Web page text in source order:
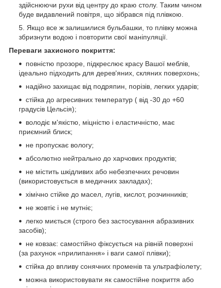
здійснюючи рухи від центру до краю столу. Таким чином
буде видавлений повітря, що зібрався під плівкою.
Якщо все ж залишилися бульбашки, то плівку можна
збризнути водою і повторити свої маніпуляції.
Переваги захисного покриття:
повністю прозоре, підкреслює красу Вашої меблів,
ідеально підходить для дерев'яних, скляних поверхонь;
надійно захищає від подряпин, порізів, легких ударів;
стійка до агресивних температур ( від -30 до +60
градусів Цельсія);
володіє м'якістю, міцністю і еластичністю, має
приємний блиск;
не пропускає вологу;
абсолютно нейтрально до харчових продуктів;
не містить шкідливих або небезпечних речовин
(використовується в медичних закладах);
хімічно стійке до масел, лугів, кислот, розчинників;
не жовтіє і не мутніє;
легко миється (строго без застосування абразивних
засобів);
не ковзає: самостійно фіксується на рівній поверхні
(за рахунок «прилипання» і ваги самої плівки);
стійка до впливу сонячних променів та ультрафіолету;
можна використовувати як самостійне покриття або